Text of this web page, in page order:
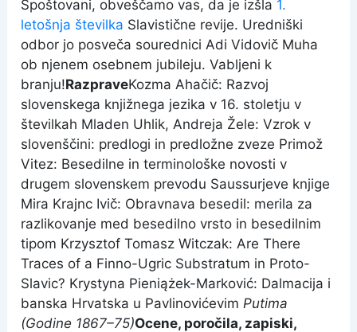
Spoštovani, obveščamo vas, da je izšla 1.
letošnja številka Slavistične revije. Uredniški
odbor jo posveča sourednici Adi Vidovič Muha
ob njenem osebnem jubileju. Vabljeni k
branju!RazpraveKozma Ahačič: Razvoj
slovenskega knjižnega jezika v 16. stoletju v
številkah Mladen Uhlik, Andreja Žele: Vzrok v
slovenščini: predlogi in predložne zveze Primož
Vitez: Besedilne in terminološke novosti v
drugem slovenskem prevodu Saussurjeve knjige
Mira Krajnc Ivič: Obravnava besedil: merila za
razlikovanje med besedilno vrsto in besedilnim
tipom Krzysztof Tomasz Witczak: Are There
Traces of a Finno-Ugric Substratum in Proto-
Slavic? Krystyna Pieniążek-Marković: Dalmacija i
banska Hrvatska u PavlinovićevimPutima
(Godine 1867–75)Ocene, poročila, zapiski,